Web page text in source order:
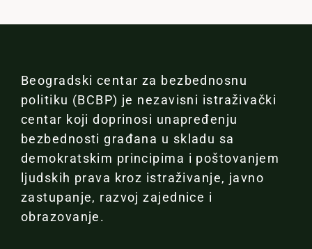
Beogradski centar za bezbednosnu
politiku (BCBP) je nezavisni istraživački
centar koji doprinosi unapređenju
bezbednosti građana u skladu sa
demokratskim principima i poštovanjem
ljudskih prava kroz istraživanje, javno
zastupanje, razvoj zajednice i
obrazovanje.